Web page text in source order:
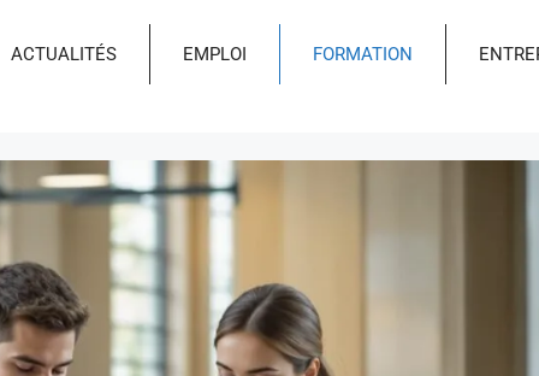
ACTUALITÉS EMPLOI FORMATION